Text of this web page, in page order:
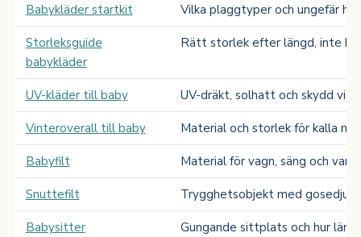
Babykläder startkit Vilka plaggtyper och ungefär
Storleksguide
babykläder
Rätt storlek efter längd, inte
UV-kläder till baby UV-dräkt, solhatt och skydd vid
Vinteroverall till baby Material och storlek för kalla
Babyfilt Material för vagn, säng och
Snuttefilt Trygghetsobjekt med gosedjur,
Babysitter
Gungande sittplats och hur